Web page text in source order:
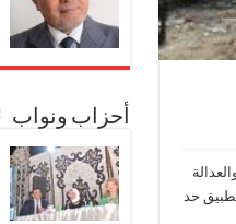
حد
أحزاب ونواب